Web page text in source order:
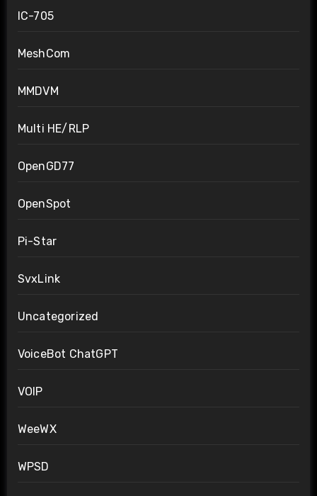
IC-705
MeshCom
MMDVM
Multi HE/RLP
OpenGD77
OpenSpot
Pi-Star
SvxLink
Uncategorized
VoiceBot ChatGPT
VOIP
WeeWX
WPSD